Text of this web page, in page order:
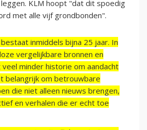
KLM hoopt "dat dit spoedig
met alle vijf grondbonden".
inmiddels bijna 25 jaar. In
vergelijkbare bronnen en
minder historie om aandacht
belangrijk om betrouwbare
die niet alleen nieuws brengen,
en verhalen die er echt toe